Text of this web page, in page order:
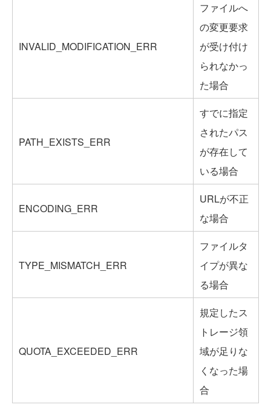
INVALID_MODIFICATION_ERR
ファイルへ
の変更要求
が受け付け
られなかっ
た場合
PATH_EXISTS_ERR
すでに指定
されたパス
が存在して
いる場合
ENCODING_ERR
URLが不正
な場合
TYPE_MISMATCH_ERR
ファイルタ
イプが異な
る場合
QUOTA_EXCEEDED_ERR
規定したス
トレージ領
域が足りな
くなった場
合